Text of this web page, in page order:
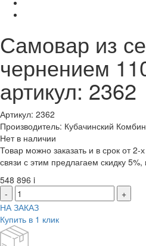
Самовар из
чернением
артикул: 2362
Артикул: 2362
Производитель: Кубачинский
Нет в наличии
Товар можно заказать и в срок от
связи с этим предлагаем скидку 5%,
548 896 i
-
+
НА ЗАКАЗ
Купить в 1 клик